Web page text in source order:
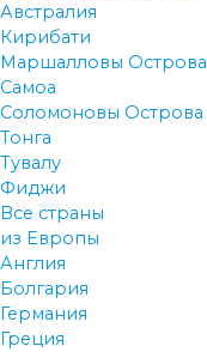
Австралия
Кирибати
Маршалловы Острова
Самоа
Соломоновы Острова
Тонга
Тувалу
Фиджи
Все страны
из Европы
Англия
Болгария
Германия
Греция